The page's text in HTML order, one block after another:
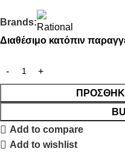
Brands:
Διαθέσιμο κατόπιν
Add to compare
Add to wishlist